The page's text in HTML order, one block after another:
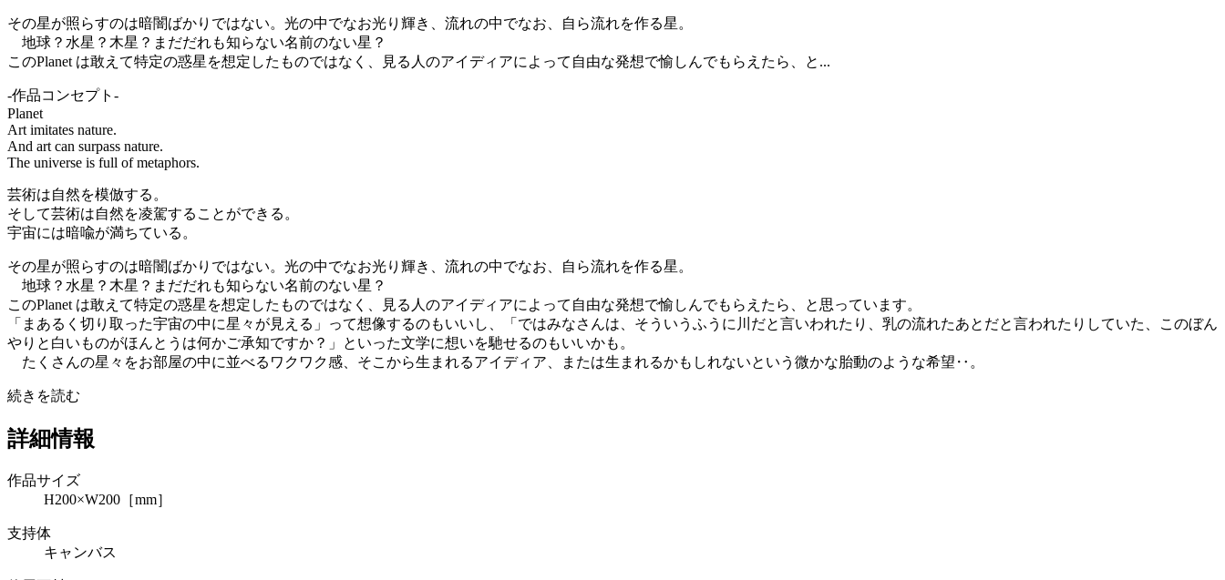
その星が照らすのは暗闇ばかりではない。光の中でなお光り輝き、流れの中でなお、自ら流れを作る星。
地球？水星？木星？まだだれも知らない名前のない星？
このPlanet は敢えて特定の惑星を想定したものではなく、見る人のアイディアによって自由な発想で愉しんでもらえたら、と...
-作品コンセプト-
Planet
Art imitates nature.
And art can surpass nature.
The universe is full of metaphors.
芸術は自然を模倣する。
そして芸術は自然を凌駕することができる。
宇宙には暗喩が満ちている。
その星が照らすのは暗闇ばかりではない。光の中でなお光り輝き、流れの中でなお、自ら流れを作る星。
地球？水星？木星？まだだれも知らない名前のない星？
このPlanet は敢えて特定の惑星を想定したものではなく、見る人のアイディアによって自由な発想で愉しんでもらえたら、と思っています。
「まあるく切り取った宇宙の中に星々が見える」って想像するのもいいし、「ではみなさんは、そういうふうに川だと言いわれたり、乳の流れたあとだと言われたりしていた、このぼん
やりと白いものがほんとうは何かご承知ですか？」といった文学に想いを馳せるのもいいかも。
たくさんの星々をお部屋の中に並べるワクワク感、そこから生まれるアイディア、または生まれるかもしれないという微かな胎動のような希望‥。
続きを読む
詳細情報
作品サイズ
H200×W200［mm］
支持体
キャンバス